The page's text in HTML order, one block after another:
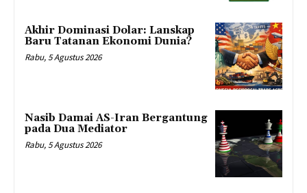
Akhir Dominasi Dolar: Lanskap
Baru Tatanan Ekonomi Dunia?
Rabu, 5 Agustus 2026
Nasib Damai AS-Iran Bergantung
pada Dua Mediator
Rabu, 5 Agustus 2026